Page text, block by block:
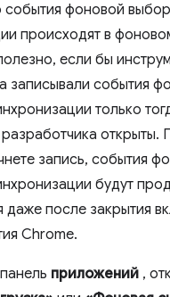
события фоновой
происходят в
если бы
записывали события
только
открыты.
запись, события
будут
даже после закрытия
Chrome.
приложений ,